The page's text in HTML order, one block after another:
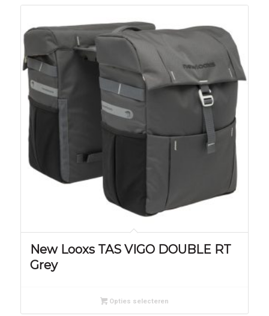
New Looxs TAS VIGO DOUBLE RT
Grey
Opties selecteren